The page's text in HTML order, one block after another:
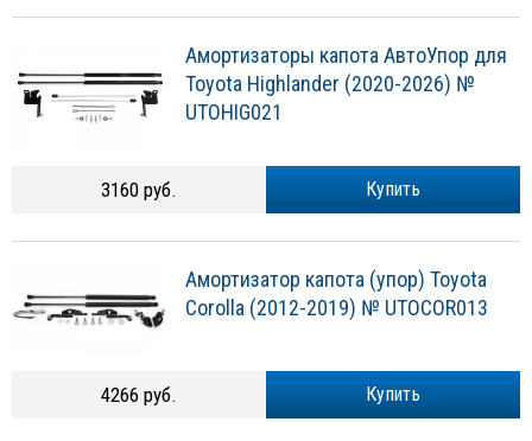
Амортизаторы капота АвтоУпор для
Toyota Highlander (2020-2026) №
UTOHIG021
Купить
3160 руб.
Амортизатор капота (упор) Toyota
Corolla (2012-2019) № UTOCOR013
Купить
4266 руб.